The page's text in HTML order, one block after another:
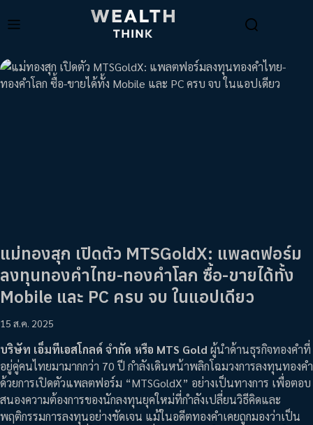
แม่ทองสุก เปิดตัว MTSGoldX: แพลตฟอร์ม
ลงทุนทองคำไทย-ทองคำโลก ซื้อ-ขายได้ทั้ง
Mobile และ PC ครบ จบ ในแอปเดียว
15 ส.ค. 2025
บริษัท เอ็มทีเอสโกลด์ จำกัด หรือ MTS Gold ผู้นำด้านธุรกิจทองคำที่
อยู่คู่คนไทยมามากกว่า 70 ปี กำลังเดินหน้าพลิกโฉมวงการลงทุนทองคำ
ด้วยการเปิดตัวแพลตฟอร์ม “MTSGoldX” อย่างเป็นทางการ เพื่อตอบ
สนองความต้องการของนักลงทุนยุคใหม่ที่กำลังเปลี่ยนวิธีคิดและ
พฤติกรรมการลงทุนอย่างชัดเจน แม้ในอดีตทองคำเคยถูกมองว่าเป็น